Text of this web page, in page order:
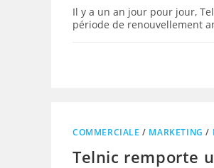
Il y a un an jour pour jour,
période de renouvellement
COMMERCIALE / MARKETING /
Telnic remporte